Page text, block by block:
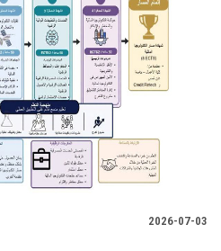
2026-07-03